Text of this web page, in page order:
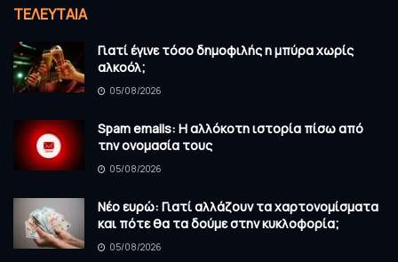
ΤΕΛΕΥΤΑΊΑ
Γιατί έγινε τόσο δημοφιλής η μπύρα χωρίς
αλκοόλ;
05/08/2026
Spam emails: Η αλλόκοτη ιστορία πίσω από
την ονομασία τους
05/08/2026
Νέο ευρώ: Γιατί αλλάζουν τα χαρτονομίσματα
και πότε θα τα δούμε στην κυκλοφορία;
05/08/2026